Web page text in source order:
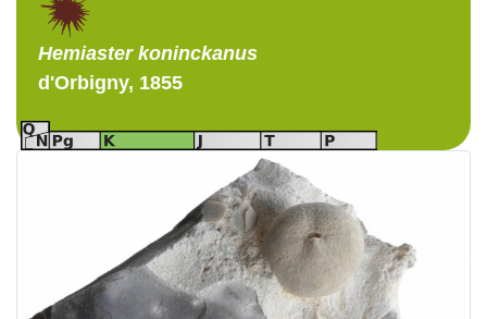
Hemiasterkoninckanus
d'Orbigny, 1855